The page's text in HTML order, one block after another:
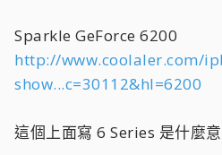
Sparkle GeForce 6200
http://www.coolaler.com/
show...c=30112&hl=6200
這個上面寫 6 Series 是什麼